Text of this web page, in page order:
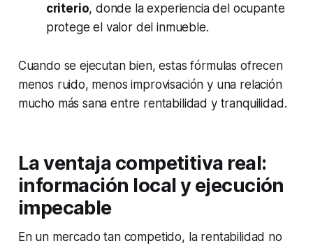
criterio, donde la experiencia del ocupante
protege el valor del inmueble.
Cuando se ejecutan bien, estas fórmulas ofrecen
menos ruido, menos improvisación y una relación
mucho más sana entre rentabilidad y tranquilidad.
La ventaja competitiva real:
información local y ejecución
impecable
En un mercado tan competido, la rentabilidad no